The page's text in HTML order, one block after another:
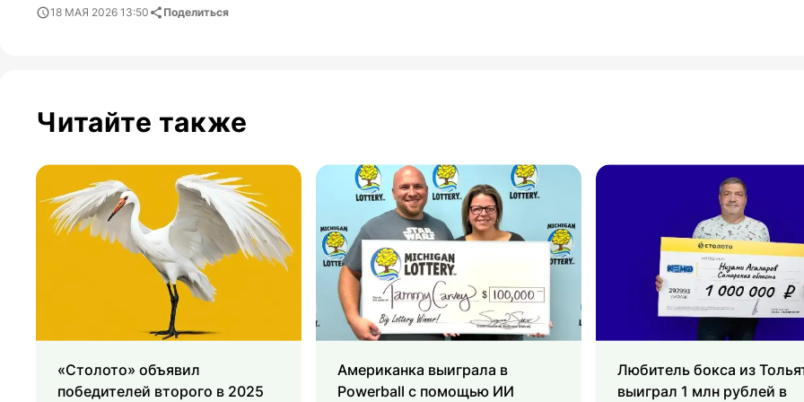
18 МАЯ 2026 13:50 Поделиться
Читайте также
«Столото» объявил
победителей второго в 2025
Американка выиграла в
Powerball с помощью ИИ
Любитель бокса из
выиграл 1 млн рублей в